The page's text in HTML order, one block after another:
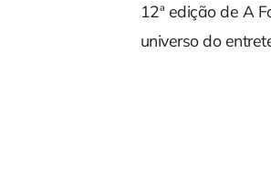
12ª edição de A
universo do